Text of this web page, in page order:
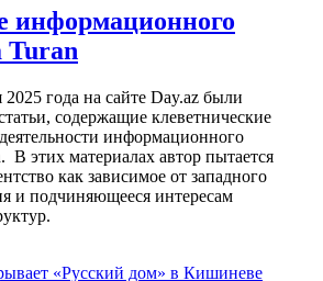
информационного
Turan
2025 года на сайте Day.az были
содержащие клеветнические
информационного
В этих материалах автор пытается
как зависимое от западного
и подчиняющееся интересам